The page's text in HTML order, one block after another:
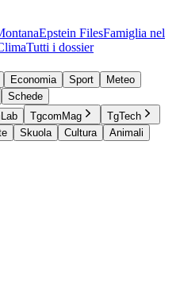
Epstein FilesFamiglia nel
Tutti i dossier
Economia Sport
Meteo
Schede
TgcomMag
TgTech
Skuola Cultura
Animali